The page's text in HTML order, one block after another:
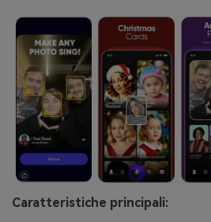
Caratteristiche principali: